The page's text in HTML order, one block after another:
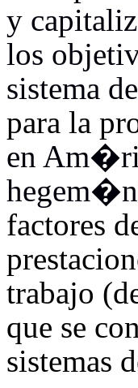
y
los
sistema
para la
en
factores
trabajo
que se
sistemas